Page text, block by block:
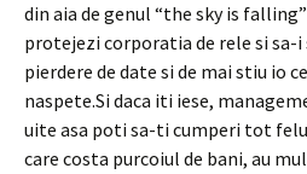
din aia de genul “the sky is
protejezi corporatia de rele si sa-
pierdere de date si de mai stiu io
naspete.Si daca iti iese,
uite asa poti sa-ti cumperi tot
care costa purcoiul de bani, au